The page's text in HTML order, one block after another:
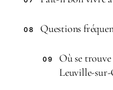
08 Questions
09
Où se
Leuville-sur-